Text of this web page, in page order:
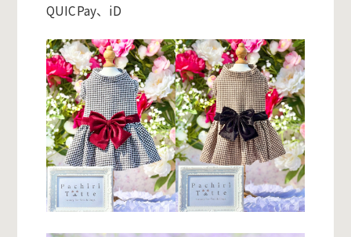
QUICPay、iD